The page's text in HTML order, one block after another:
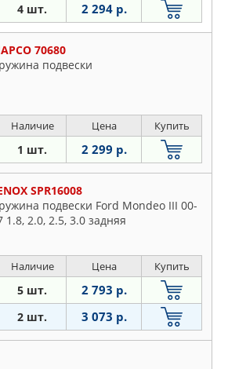
4 шт. 2 294 р.
70680
подвески
Наличие Цена Купить
1 шт. 2 299 р.
SPR16008
подвески Ford Mondeo III 00-
1.8, 2.0, 2.5, 3.0 задняя
Наличие Цена Купить
5 шт. 2 793 р.
2 шт. 3 073 р.